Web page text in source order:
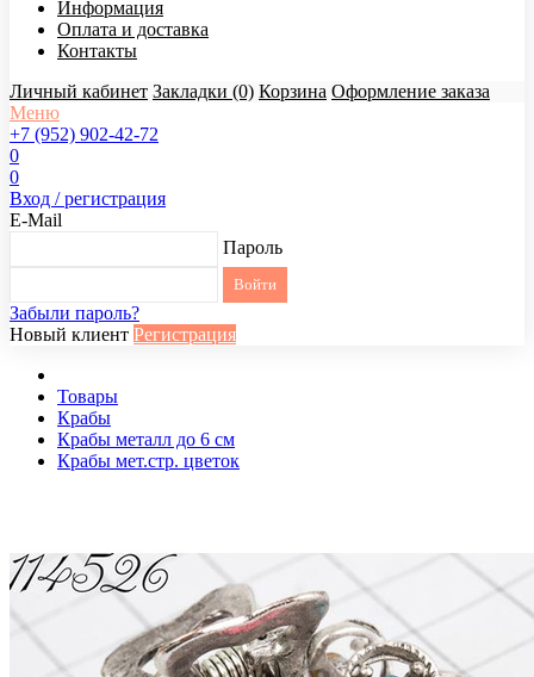
Информация
Оплата и доставка
Контакты
Личный кабинет Закладки (0) Корзина Оформление заказа
Меню
+7 (952) 902-42-72
0
0
Вход / регистрация
E-Mail
Пароль
Забыли пароль?
Новый клиент Регистрация
Товары
Крабы
Крабы металл до 6 см
Крабы мет.стр. цветок